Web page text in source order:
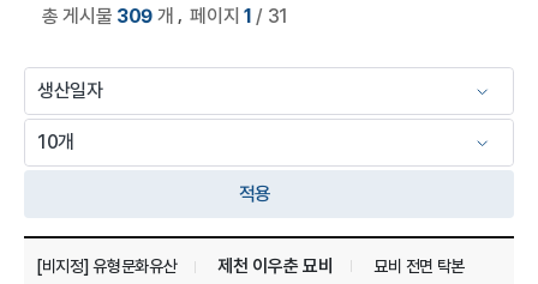
총 게시물 309 개 ,페이지 1 / 31
적용
미디어 세부 자료 관리 목록
[비지정] 유형문화유산 제천 이우춘 묘비
묘비 전면 탁본